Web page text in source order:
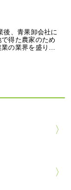
後、青果卸会社に
得た農家のため
業の業界を盛り…